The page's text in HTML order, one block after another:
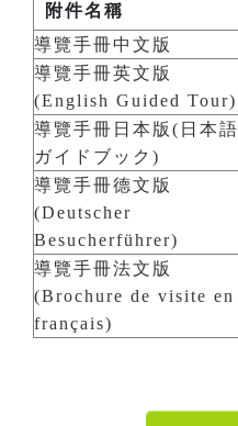
附件名稱
導覽手冊中文版
導覽手冊英文版
(English Guided Tour)
導覽手冊日本版(日本語
ガイドブック)
導覽手冊德文版
(Deutscher
Besucherführer)
導覽手冊法文版
(Brochure de visite en
français)